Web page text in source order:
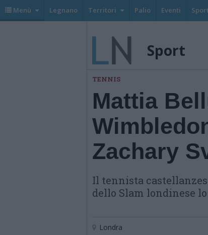
Menù Legnano Territori Palio Eventi
Sport
TENNIS
Mattia
Zachary
Il tennista
dello Slam londinese
Londra